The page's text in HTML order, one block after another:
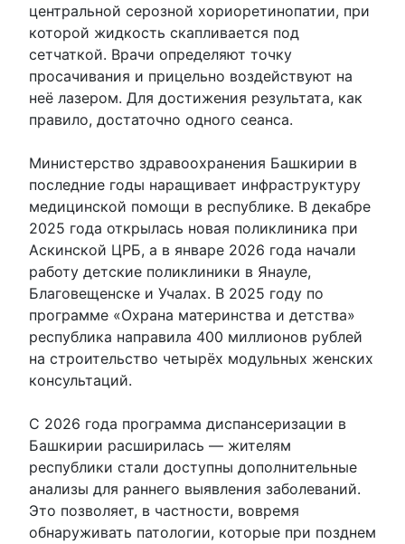
центральной серозной хориоретинопатии, при
которой жидкость скапливается под
сетчаткой. Врачи определяют точку
просачивания и прицельно воздействуют на
неё лазером. Для достижения результата, как
правило, достаточно одного сеанса.
Министерство здравоохранения Башкирии в
последние годы наращивает инфраструктуру
медицинской помощи в республике. В декабре
2025 года открылась новая поликлиника при
Аскинской ЦРБ, а в январе 2026 года начали
работу детские поликлиники в Янауле,
Благовещенске и Учалах. В 2025 году по
программе «Охрана материнства и детства»
республика направила 400 миллионов рублей
на строительство четырёх модульных женских
консультаций.
С 2026 года программа диспансеризации в
Башкирии расширилась — жителям
республики стали доступны дополнительные
анализы для раннего выявления заболеваний.
Это позволяет, в частности, вовремя
обнаруживать патологии, которые при позднем